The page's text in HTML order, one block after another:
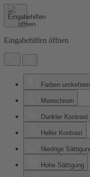
Eingabehilfen öffnen
Farben umkehren
Monochrom
Dunkler Kontrast
Heller Kontrast
Niedrige
Hohe Sättigung